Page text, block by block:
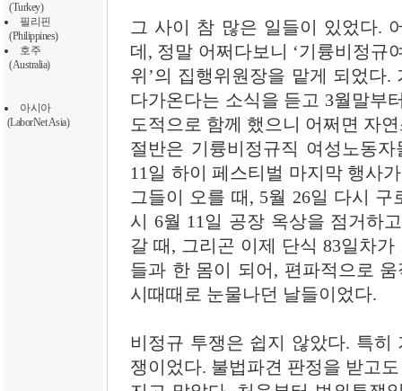
(Turkey)
필리핀
(Philippines)
호주
(Australia)
아시아
(LaborNet Asia)
그 사이 참 많은 일들이 있었다.
데, 정말 어쩌다보니 ‘기륭비정규
위’의 집행위원장을 맡게 되었다.
다가온다는 소식을 듣고 3월말부
도적으로 함께 했으니 어쩌면 자
절반은 기륭비정규직 여성노동
11일 하이 페스티벌 마지막 행사
그들이 오를 때, 5월 26일 다시
시 6월 11일 공장 옥상을 점거하
갈 때, 그리곤 이제 단식 83일차
들과 한 몸이 되어, 편파적으로
시때때로 눈물나던 날들이었다.
비정규 투쟁은 쉽지 않았다. 특히
쟁이었다. 불법파견 판정을 받고